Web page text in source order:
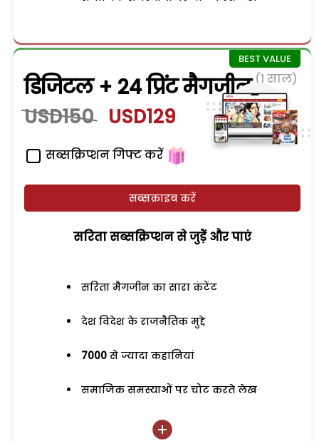
डिजिटल + 24 प्रिंट मैगजीन (1 साल)
USD150 USD129
सब्सक्रिप्शन गिफ्ट करें
सब्सक्राइब करें
सरिता सब्सक्रिप्शन से जुड़ेें और पाएं
सरिता मैगजीन का सारा कंटेंट
देश विदेश के राजनैतिक मुद्दे
7000 से ज्यादा कहानियां
समाजिक समस्याओं पर चोट करते लेख